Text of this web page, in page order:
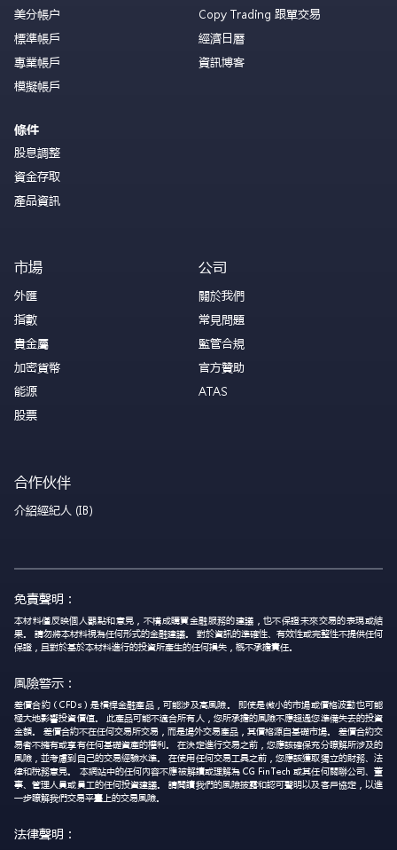
美分帳户
標準帳戶
專業帳戶
模擬帳戶
條件
股息調整
資金存取
產品資訊
Copy Trading 跟單交易
經濟日曆
資訊博客
市場
外匯
指數
貴金屬
加密貨幣
能源
股票
公司
關於我們
常見問題
監管合規
官方贊助
ATAS
合作伙伴
介紹經紀人 (IB)
免責聲明：
本材料僅反映個人觀點和意見，不構成購買金融服務的建議，也不保證未來交易的表現或結
果。 請勿將本材料視為任何形式的金融建議。 對於資訊的準確性、有效性或完整性不提供任何
保證，且對於基於本材料進行的投資所產生的任何損失，概不承擔責任。
風險警示：
差價合約（CFDs）是槓桿金融產品，可能涉及高風險。 即使是微小的市場或價格波動也可能
極大地影響投資價值。 此產品可能不適合所有人，您所承擔的風險不應超過您準備失去的投資
金額。 差價合約不在任何交易所交易，而是場外交易產品，其價格源自基礎市場。 差價合約交
易者不擁有或享有任何基礎資產的權利。 在決定進行交易之前，您應該確保充分瞭解所涉及的
風險，並考慮到自己的交易經驗水準。 在使用任何交易工具之前，您應該獲取獨立的財務、法
律和稅務意見。 本網站中的任何內容不應被解讀或理解為 CG FinTech 或其任何關聯公司、董
事、管理人員或員工的任何投資建議。 請閱讀我們的風險披露和認可聲明以及客戶協定，以進
一步瞭解我們交易平臺上的交易風險。
法律聲明：